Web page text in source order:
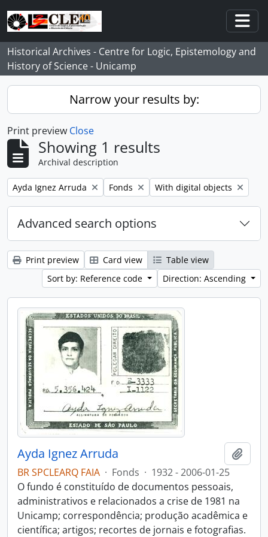
Skip to main content
Historical Archives - Centre for Logic, Epistemology and
History of Science - Unicamp
Narrow your results by:
Print preview Close
Showing 1 results
Archival description
Remove filter:
Ayda Ignez Arruda Remove filter:
Fonds Remove filter:
With digital objects
Advanced search options
Print preview Card view
Table view
Sort by: Reference code
Direction: Ascending
Ayda Ignez Arruda
BR SPCLEARQ FAIA · Fonds · 1932 - 2006-01-25
O fundo é constituído de documentos pessoais,
administrativos e relacionados a crise de 1981 na
Unicamp; correspondência; produção acadêmica e
científica; artigos; recortes de jornais e fotografias.